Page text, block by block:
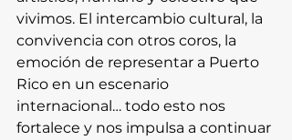
vivimos. El intercambio cultural, la
convivencia con otros coros, la
emoción de representar a Puerto
Rico en un escenario
internacional… todo esto nos
fortalece y nos impulsa a continuar